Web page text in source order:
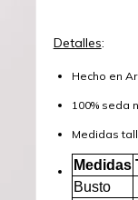
Detalles:
Hecho en
100% seda
Medidas
Medidas
Busto